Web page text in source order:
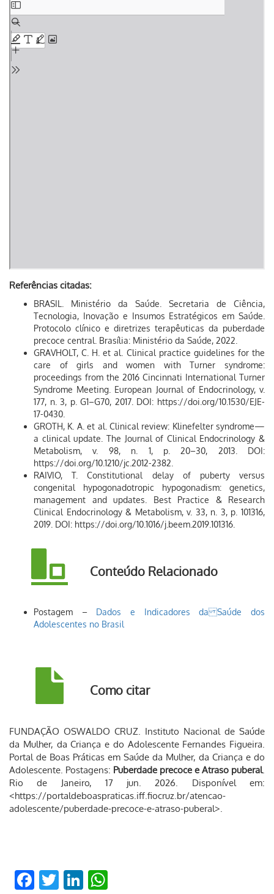
to
PDF
content
Referências citadas:
BRASIL. Ministério da Saúde. Secretaria de Ciência,
Tecnologia, Inovação e Insumos Estratégicos em Saúde.
Protocolo clínico e diretrizes terapêuticas da puberdade
precoce central. Brasília: Ministério da Saúde, 2022.
GRAVHOLT, C. H. et al. Clinical practice guidelines for the
care of girls and women with Turner syndrome:
proceedings from the 2016 Cincinnati International Turner
Syndrome Meeting. European Journal of Endocrinology, v.
177, n. 3, p. G1–G70, 2017. DOI: https://doi.org/10.1530/EJE-
17-0430.
GROTH, K. A. et al. Clinical review: Klinefelter syndrome—
a clinical update. The Journal of Clinical Endocrinology &
Metabolism, v. 98, n. 1, p. 20–30, 2013. DOI:
https://doi.org/10.1210/jc.2012-2382.
RAIVIO, T. Constitutional delay of puberty versus
congenital hypogonadotropic hypogonadism: genetics,
management and updates. Best Practice & Research
Clinical Endocrinology & Metabolism, v. 33, n. 3, p. 101316,
2019. DOI: https://doi.org/10.1016/j.beem.2019.101316.
Conteúdo Relacionado
Postagem – Dados e Indicadores da Saúde dos
Adolescentes no Brasil
Como citar
FUNDAÇÃO OSWALDO CRUZ. Instituto Nacional de Saúde
da Mulher, da Criança e do Adolescente Fernandes Figueira.
Portal de Boas Práticas em Saúde da Mulher, da Criança e do
Adolescente. Postagens: Puberdade precoce e Atraso puberal.
Rio de Janeiro, 17 jun. 2026. Disponível em:
<https://portaldeboaspraticas.iff.fiocruz.br/atencao-
adolescente/puberdade-precoce-e-atraso-puberal>.
Facebook
TwitterLinkedIn